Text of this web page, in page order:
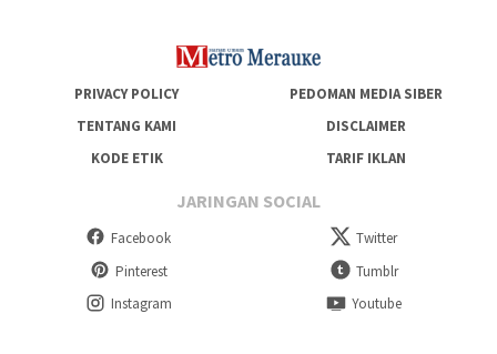
PRIVACY POLICY
PEDOMAN MEDIA SIBER
TENTANG KAMI
DISCLAIMER
KODE ETIK
TARIF IKLAN
JARINGAN SOCIAL
Facebook
Twitter
Pinterest
Tumblr
Instagram
Youtube